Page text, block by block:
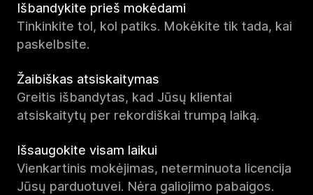
Išbandykite prieš mokėdami
Tinkinkite tol, kol patiks. Mokėkite tik tada, kai
paskelbsite.
Žaibiškas atsiskaitymas
Greitis išbandytas, kad Jūsų klientai
atsiskaitytų per rekordiškai trumpą laiką.
Išsaugokite visam laikui
Vienkartinis mokėjimas, neterminuota licencija
Jūsų parduotuvei. Nėra galiojimo pabaigos.